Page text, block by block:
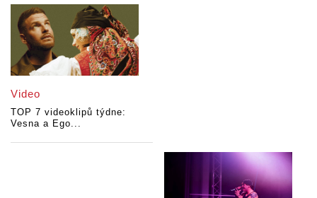
Video
TOP 7 videoklipů týdne:
Vesna a Ego...